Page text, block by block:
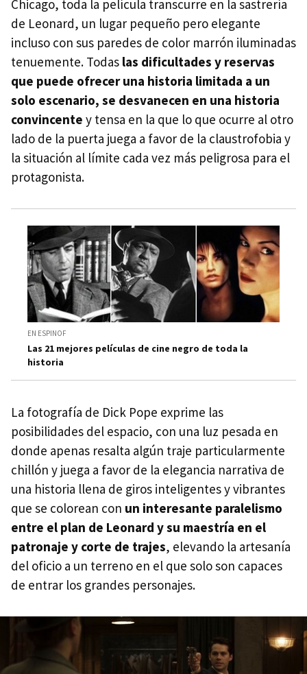
Chicago, toda la película transcurre en la sastrería
de Leonard, un lugar pequeño pero elegante
incluso con sus paredes de color marrón iluminadas
tenuemente. Todas las dificultades y reservas
que puede ofrecer una historia limitada a un
solo escenario, se desvanecen en una historia
convincente y tensa en la que lo que ocurre al otro
lado de la puerta juega a favor de la claustrofobia y
la situación al límite cada vez más peligrosa para el
protagonista.
EN ESPINOF
Las 21 mejores películas de cine negro de toda la
historia
La fotografía de Dick Pope exprime las
posibilidades del espacio, con una luz pesada en
donde apenas resalta algún traje particularmente
chillón y juega a favor de la elegancia narrativa de
una historia llena de giros inteligentes y vibrantes
que se colorean con un interesante paralelismo
entre el plan de Leonard y su maestría en el
patronaje y corte de trajes, elevando la artesanía
del oficio a un terreno en el que solo son capaces
de entrar los grandes personajes.